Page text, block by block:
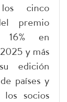
cinco
premio
16% en
y más
edición
países y
socios